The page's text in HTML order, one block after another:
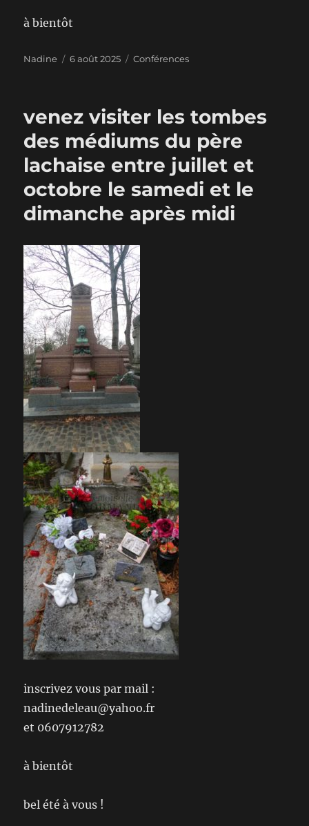
à bientôt
Auteur
Nadine
Publié
6 août 2025 Catégories
Conférences
venez visiter les tombes
des médiums du père
lachaise entre juillet et
octobre le samedi et le
dimanche après midi
inscrivez vous par mail :
nadinedeleau@yahoo.fr
et 0607912782
à bientôt
bel été à vous !